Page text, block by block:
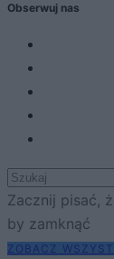
Obserwuj nas
Zacznij pisać,
by zamknąć
ZOBACZ